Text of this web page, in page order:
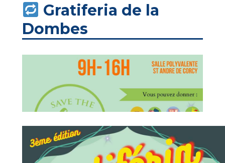
Gratiferia de la
Dombes